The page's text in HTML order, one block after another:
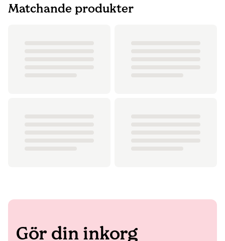
Matchande produkter
Gör din inkorg